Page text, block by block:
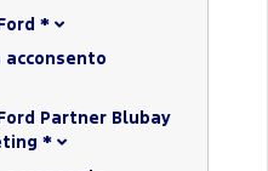
*
acconsento
Partner Blubay
*